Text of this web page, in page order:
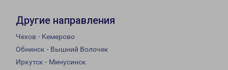
Другие направления
Чехов - Кемерово
Обнинск - Вышний Волочек
Иркутск - Минусинск